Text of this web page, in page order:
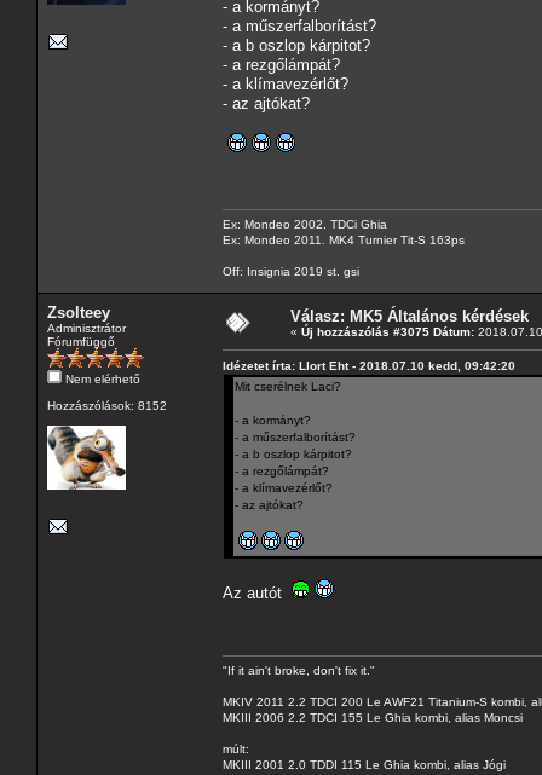
- a kormányt?
- a műszerfalborítást?
- a b oszlop kárpitot?
- a rezgőlámpát?
- a klímavezérlőt?
- az ajtókat?
Ex: Mondeo 2002. TDCi Ghia
Ex: Mondeo 2011. MK4 Turnier Tit-S 163ps
Off: Insignia 2019 st. gsi
Zsolteey
Adminisztrátor
Fórumfüggő
Nem elérhető
Hozzászólások: 8152
Válasz: MK5 Általános kérdések
« Új hozzászólás #3075 Dátum:
Idézetet írta: Llort Eht - 2018.07.10 kedd, 09:42:20
Mit cserélnek Laci?
- a kormányt?
- a műszerfalborítást?
- a b oszlop kárpitot?
- a rezgőlámpát?
- a klímavezérlőt?
- az ajtókat?
Az autót
"If it ain't broke, don't fix it."
MKIV 2011 2.2 TDCI 200 Le AWF21 Titanium-S kombi,
MKIII 2006 2.2 TDCI 155 Le Ghia kombi, alias Moncsi
múlt:
MKIII 2001 2.0 TDDI 115 Le Ghia kombi, alias Jógi